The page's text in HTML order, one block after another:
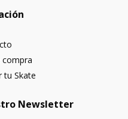
compra
tu Skate
Newsletter